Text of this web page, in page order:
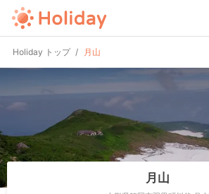
Holiday トップ 月山
月山